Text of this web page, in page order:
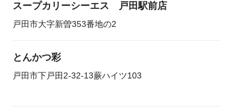
スープカリーシーエス 戸田駅前店
戸田市大字新曽353番地の2
とんかつ彩
戸田市下戸田2-32-13蕨ハイツ103